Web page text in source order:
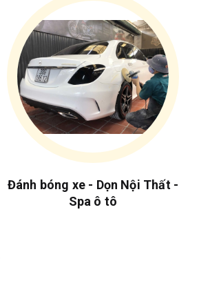
Đánh bóng xe - Dọn Nội Thất -
Spa ô tô